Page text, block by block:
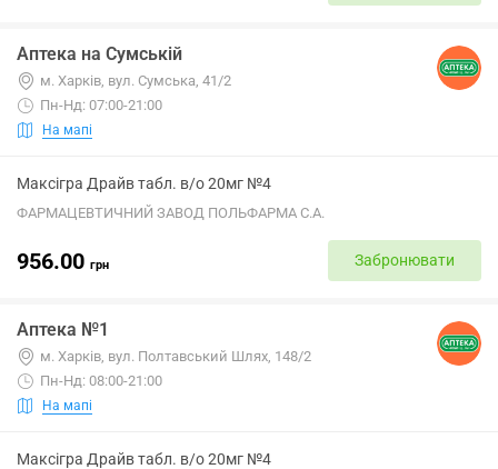
Аптека на Сумській
м. Харків, вул. Сумська, 41/2
Пн-Нд: 07:00-21:00
На мапі
Максігра Драйв табл. в/о 20мг №4
ФАРМАЦЕВТИЧНИЙ ЗАВОД ПОЛЬФАРМА С.А.
956.00 грн Забронювати
Аптека №1
м. Харків, вул. Полтавський Шлях, 148/2
Пн-Нд: 08:00-21:00
На мапі
Максігра Драйв табл. в/о 20мг №4